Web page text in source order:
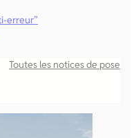
erreur”
Toutes les notices de pose